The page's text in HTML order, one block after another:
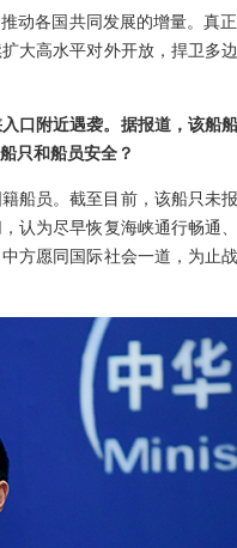
动各国共同发展的增量。真
大高水平对外开放，捍卫多
口附近遇袭。据报道，该船
只和船员安全？
船员。截至目前，该船只未
认为尽早恢复海峡通行畅通
方愿同国际社会一道，为止